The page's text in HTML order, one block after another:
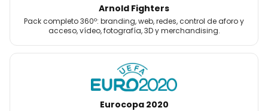
Arnold Fighters
Pack completo 360º: branding, web, redes, control de aforo y
acceso, vídeo, fotografía, 3D y merchandising.
Eurocopa 2020